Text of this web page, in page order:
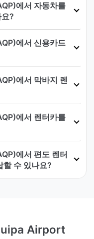
에서 자동차를
?
에서 신용카드
에서 막바지 렌
에서 렌터카를
에서 편도 렌터
할 수 있나요?
Airport